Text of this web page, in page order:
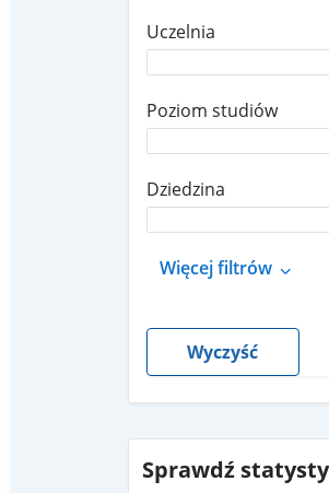
Uczelnia
Poziom studiów
Dziedzina
Więcej filtrów
Wyczyść
Sprawdź